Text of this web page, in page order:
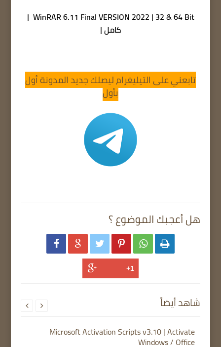
WinRAR 6.11 Final VERSION 2022 | 32 & 64 Bit |
كامل |
تابعني على التيليغرام ليصلك جديد المدونة أول
بأول
هل أعجبك الموضوع ؟
     
شاهد أيضاً
Microsoft Activation Scripts v3.10 | Activate
Windows / Office
 